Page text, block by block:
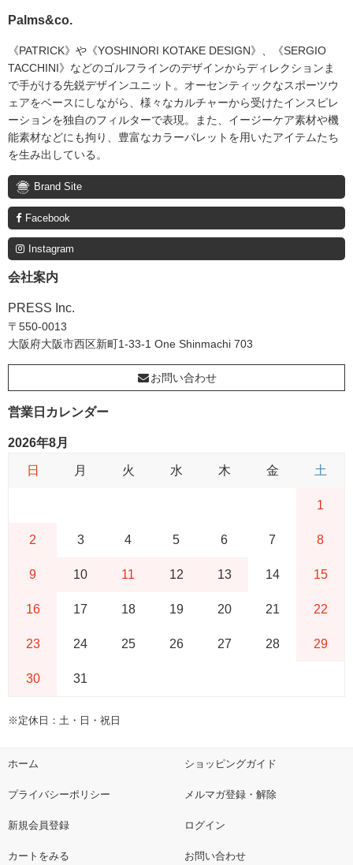
Palms&co.
《PATRICK》や《YOSHINORI KOTAKE DESIGN》、《SERGIO
TACCHINI》などのゴルフラインのデザインからディレクションま
で手がける先鋭デザインユニット。オーセンティックなスポーツウ
ェアをベースにしながら、様々なカルチャーから受けたインスピレ
ーションを独自のフィルターで表現。また、イージーケア素材や機
能素材などにも拘り、豊富なカラーパレットを用いたアイテムたち
を生み出している。
Brand Site
Facebook
Instagram
会社案内
PRESS Inc.
〒550-0013
大阪府大阪市西区新町1-33-1 One Shinmachi 703
お問い合わせ
営業日カレンダー
2026年8月
日 月 火 水 木 金 土
1
2 3 4 5 6 7 8
9 10 11 12 13 14 15
16 17 18 19 20 21 22
23 24 25 26 27 28 29
30 31
※定休日：土・日・祝日
ホーム ショッピングガイド
プライバシーポリシー メルマガ登録・解除
新規会員登録 ログイン
カートをみる お問い合わせ